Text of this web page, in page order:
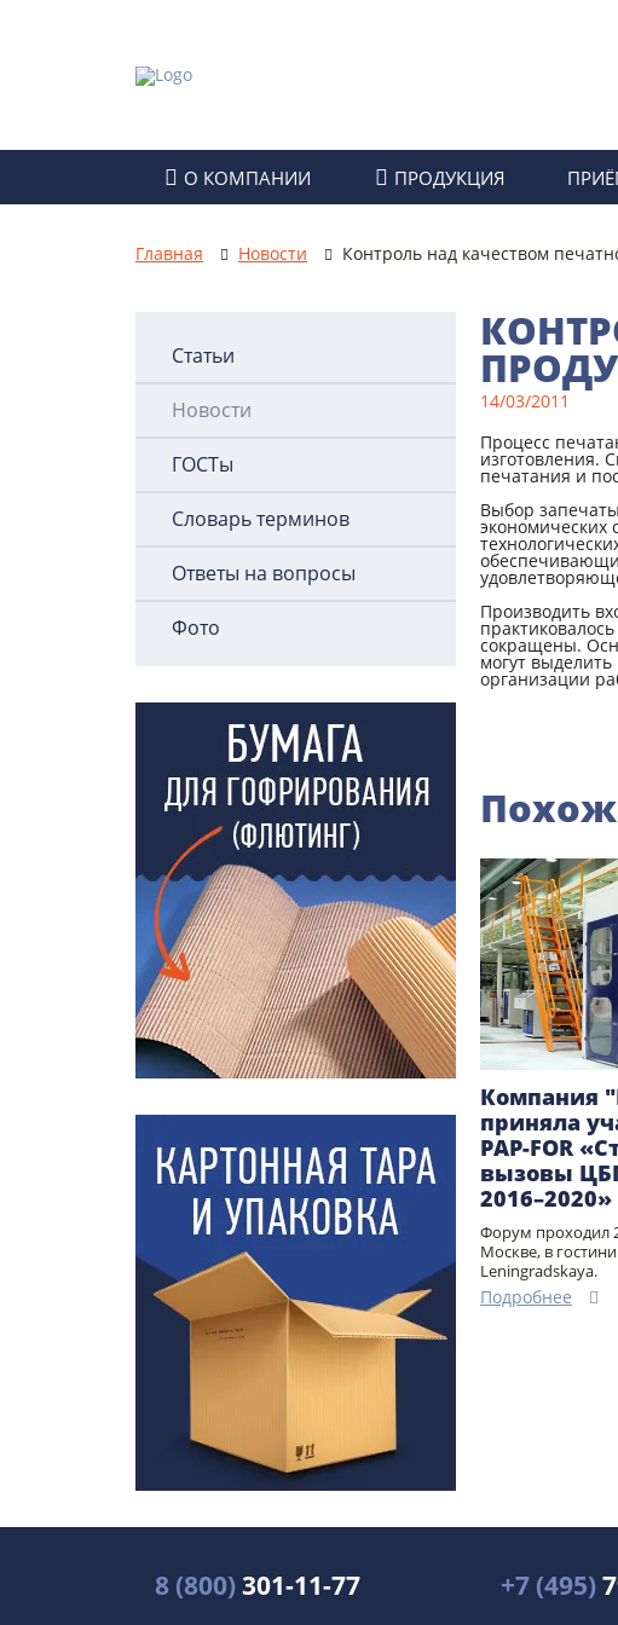
О КОМПАНИИ
Партнеры
ПРОДУКЦИЯ
Техническая бумага
Картонные коробки
Главная Новости Контроль над качеством
14/03/2011
Процесс
изготовления.
печатания и
Выбор
экономических
Производить
сокращены.
могут
организации
Компания
приняла
PAP-FOR
вызовы
2016–2020»
Форум проходил
Москве, в
Leningradskaya.
Подробнее
Статьи
Новости
ГОСТы
Словарь терминов
Ответы на вопросы
Фото
8 (800)301-11-77 +7 (495)